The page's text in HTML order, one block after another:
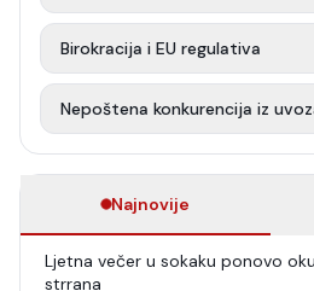
Birokracija i EU regulativa
Nepoštena konkurencija iz
Najnovije
Ljetna večer u sokaku ponovo
strrana